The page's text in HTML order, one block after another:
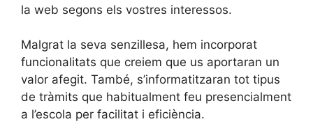
la web segons els vostres interessos.
Malgrat la seva senzillesa, hem incorporat
funcionalitats que creiem que us aportaran un
valor afegit. També, s’informatitzaran tot tipus
de tràmits que habitualment feu presencialment
a l’escola per facilitat i eficiència.